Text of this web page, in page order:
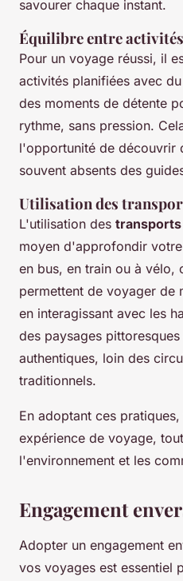
savourer chaque instant.
Équilibre entre
Pour un voyage réussi, il
activités planifiées avec
des moments de détente
rythme, sans pression.
l'opportunité de découvrir
souvent absents des
Utilisation des
L'utilisation des
moyen d'approfondir
en bus, en train ou à vélo,
permettent de voyager de
en interagissant avec les
des paysages
authentiques, loin des
traditionnels.
En adoptant ces
expérience de voyage,
l'environnement et les
Engagement
Adopter un engagement
vos voyages est essentiel